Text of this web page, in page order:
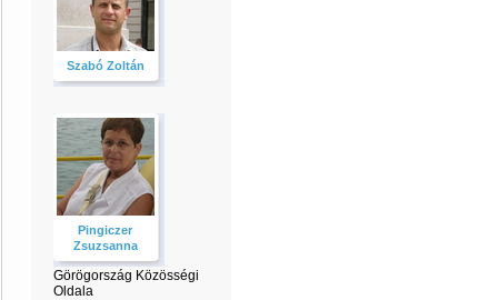
Szabó Zoltán
Pingiczer
Zsuzsanna
Görögország Közösségi
Oldala